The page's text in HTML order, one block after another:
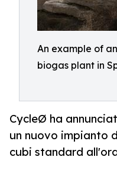
An example of
biogas plant in
CycleØ ha
un nuovo impianto
cubi standard